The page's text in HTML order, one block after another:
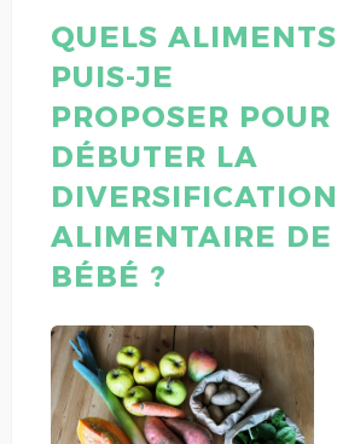
QUELS ALIMENTS
PUIS-JE
PROPOSER POUR
DÉBUTER LA
DIVERSIFICATION
ALIMENTAIRE DE
BÉBÉ ?